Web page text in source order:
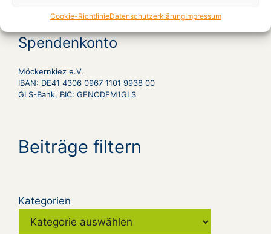
Cookie-RichtlinieDatenschutzerklärungImpressum
Spendenkonto
Möckernkiez e.V.
IBAN: DE41 4306 0967 1101 9938 00
GLS-Bank, BIC: GENODEM1GLS
Beiträge filtern
Kategorien